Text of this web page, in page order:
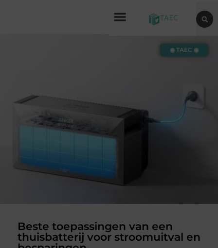
Beste toepassingen van een
thuisbatterij voor stroomuitval en
◉ TAEC ◉